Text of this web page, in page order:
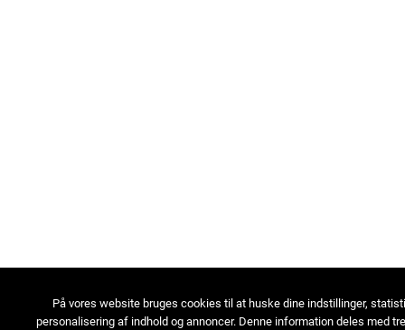
På vores website bruges cookies til at huske dine indstillinger,
personalisering af indhold og annoncer. Denne information deles med